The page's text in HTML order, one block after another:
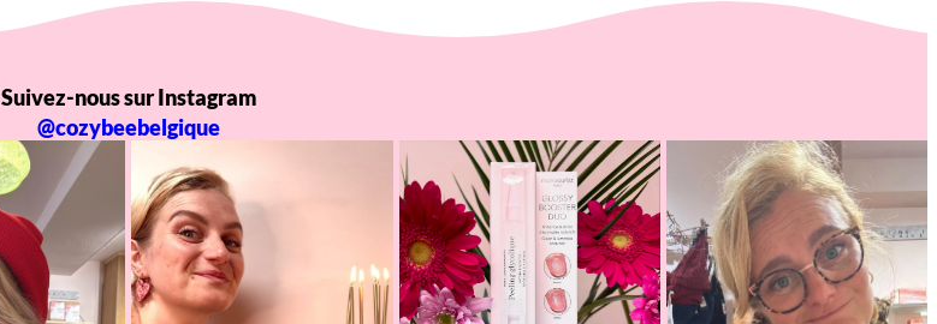
Suivez-nous sur Instagram
@cozybeebelgique